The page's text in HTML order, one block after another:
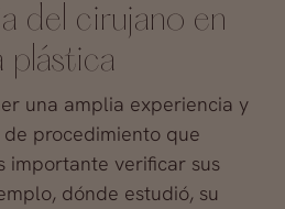
del cirujano en
plástica
una amplia experiencia y
procedimiento que
importante verificar sus
dónde estudió, su